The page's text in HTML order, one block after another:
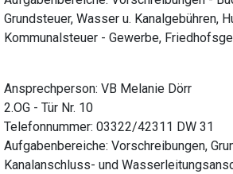
Grundsteuer, Wasser u. Kanalgebühren,
Kommunalsteuer - Gewerbe,
Ansprechperson: VB Melanie Dörr
2.OG - Tür Nr. 10
Telefonnummer: 03322/42311 DW 31
Aufgabenbereiche: Vorschreibungen,
Kanalanschluss- und